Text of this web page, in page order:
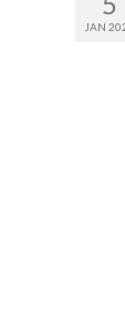
JAN